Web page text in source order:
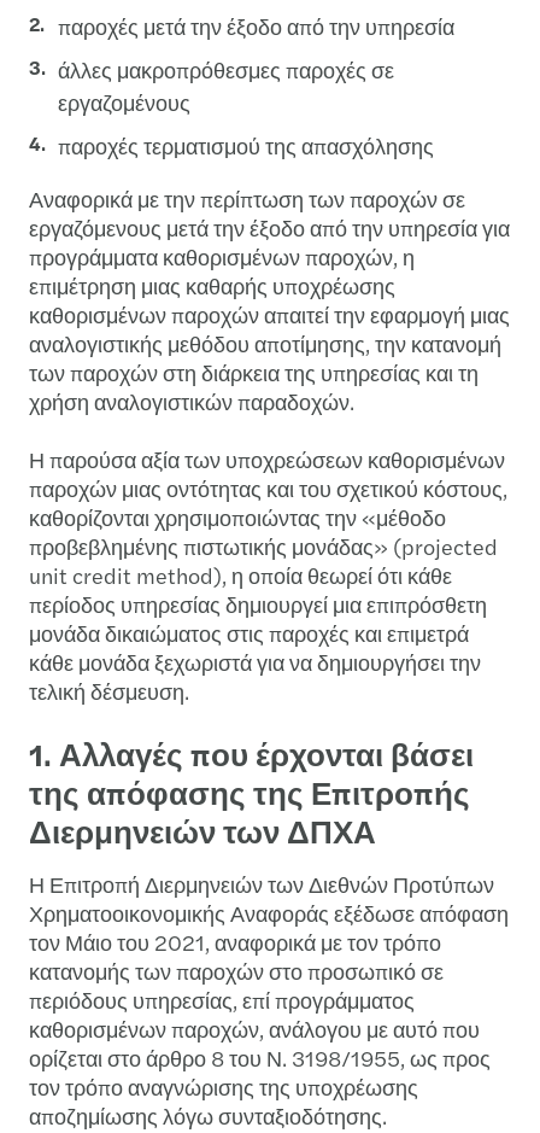
παροχές μετά την έξοδο από την υπηρεσία
άλλες μακροπρόθεσμες παροχές σε
εργαζομένους
παροχές τερματισμού της απασχόλησης
Αναφορικά με την περίπτωση των παροχών σε
εργαζόμενους μετά την έξοδο από την υπηρεσία για
προγράμματα καθορισμένων παροχών, η
επιμέτρηση μιας καθαρής υποχρέωσης
καθορισμένων παροχών απαιτεί την εφαρμογή μιας
αναλογιστικής μεθόδου αποτίμησης, την κατανομή
των παροχών στη διάρκεια της υπηρεσίας και τη
χρήση αναλογιστικών παραδοχών.
Η παρούσα αξία των υποχρεώσεων καθορισμένων
παροχών μιας οντότητας και του σχετικού κόστους,
καθορίζονται χρησιμοποιώντας την «μέθοδο
προβεβλημένης πιστωτικής μονάδας» (projected
unit credit method), η οποία θεωρεί ότι κάθε
περίοδος υπηρεσίας δημιουργεί μια επιπρόσθετη
μονάδα δικαιώματος στις παροχές και επιμετρά
κάθε μονάδα ξεχωριστά για να δημιουργήσει την
τελική δέσμευση.
1. Αλλαγές που έρχονται βάσει
της απόφασης της Επιτροπής
Διερμηνειών των ΔΠΧΑ
Η Επιτροπή Διερμηνειών των Διεθνών Προτύπων
Χρηματοοικονομικής Αναφοράς εξέδωσε απόφαση
τον Μάιο του 2021, αναφορικά με τον τρόπο
κατανομής των παροχών στο προσωπικό σε
περιόδους υπηρεσίας, επί προγράμματος
καθορισμένων παροχών, ανάλογου με αυτό που
ορίζεται στο άρθρο 8 του Ν. 3198/1955, ως προς
τον τρόπο αναγνώρισης της υποχρέωσης
αποζημίωσης λόγω συνταξιοδότησης.